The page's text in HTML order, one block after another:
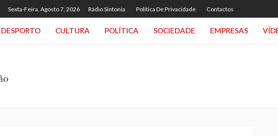
Sexta-Feira, Agosto 7, 2026 Rádio Sintonia Politica De Privacidade Contactos
DESPORTO CULTURA POLÍTICA SOCIEDADE EMPRESAS